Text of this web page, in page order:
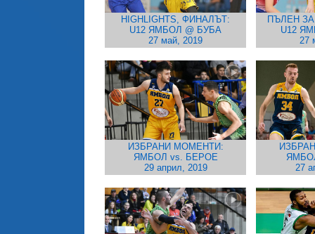
HIGHLIGHTS, ФИНАЛЪТ:
U12 ЯМБОЛ @ БУБА
27 май, 2019
ПЪЛЕН
U12
27
ИЗБРАНИ МОМЕНТИ:
ЯМБОЛ vs. БЕРОЕ
29 април, 2019
27